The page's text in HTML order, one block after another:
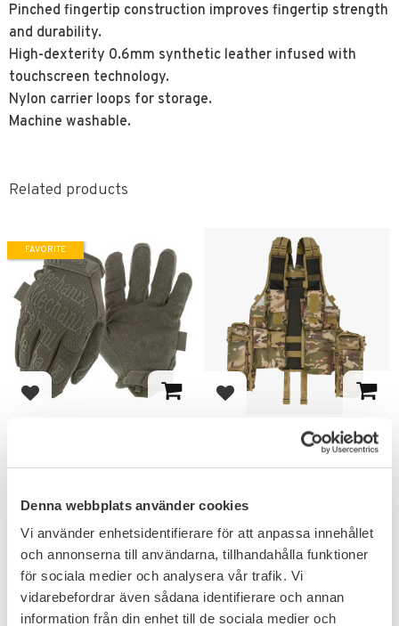
Denna webbplats använder cookies
Vi använder enhetsidentifierare för att anpassa innehållet
och annonserna till användarna, tillhandahålla funktioner
för sociala medier och analysera vår trafik. Vi
vidarebefordrar även sådana identifierare och annan
information från din enhet till de sociala medier och
Pinched fingertip construction improves fingertip strength
and durability.
High-dexterity 0.6mm synthetic leather infused with
touchscreen technology.
Nylon carrier loops for storage.
Machine washable.
Related products
Add to favorites
Skapad för att klara av de
ställa de inför.
359KR
FAVORITE
Add to favorites
Brandit Taktisk Väst
Total 12st fickor varav 6st mag-
fickor & Camelbak ficka.
639KR